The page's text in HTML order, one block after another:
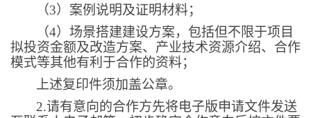
（3）案例说明及证明材料；
（4）场景搭建建设方案，包括但不限于项目
拟投资金额及改造方案、产业技术资源介绍、合作
模式等其他有利于合作的资料；
上述复印件须加盖公章。
2.请有意向的合作方先将电子版申请文件发送